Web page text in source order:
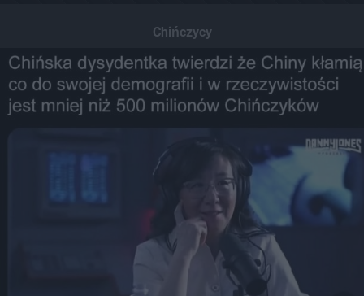
Chińczycy